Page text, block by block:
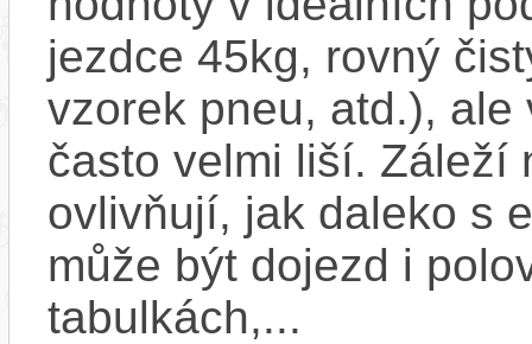
jezdce 45kg, rovný
vzorek pneu, atd.),
často velmi liší. Záleží
ovlivňují, jak daleko s
může být dojezd i
tabulkách,...